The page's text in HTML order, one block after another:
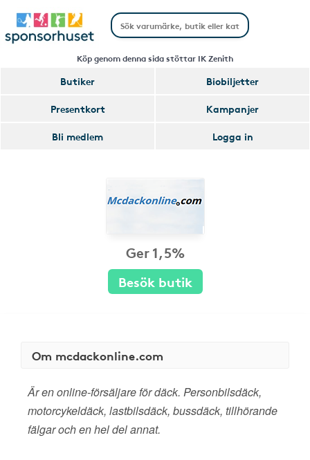
Köp genom denna sida stöttar IK Zenith
Butiker
Biobiljetter
Presentkort
Kampanjer
Bli medlem
Logga in
Ger 1,5%
Besök butik
Om mcdackonline.com
Är en online-försäljare för däck. Personbilsdäck,
motorcykeldäck, lastbilsdäck, bussdäck, tillhörande
fälgar och en hel del annat.